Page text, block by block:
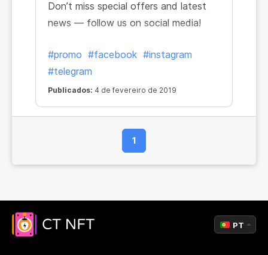
Don’t miss special offers and latest
news — follow us on social media!
#promo #facebook #instagram
#telegram
Publicados: 4 de fevereiro de 2019
1
PT